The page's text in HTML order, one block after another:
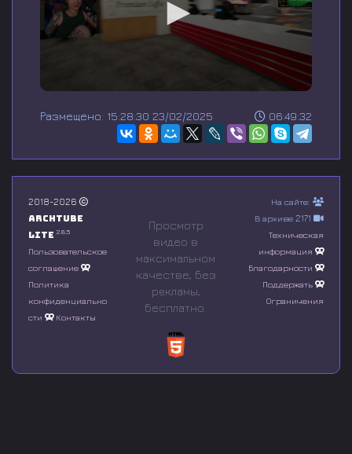
e
n
o
f
0
s
o
n
d
06:49:32
Размещено: 15:28:30 23/02/2025
2018-2026
Archtube
Lite 2.8.5
Пользовательское
соглашение
Политика
конфиденциально
сти
Контакты
Просмотр
видео в
максимальном
качестве, без
рeкламы,
бесплатно.
На сайте:
В архиве 2171
Техническая
информация
Благодарности
Поддержать
Ограничения